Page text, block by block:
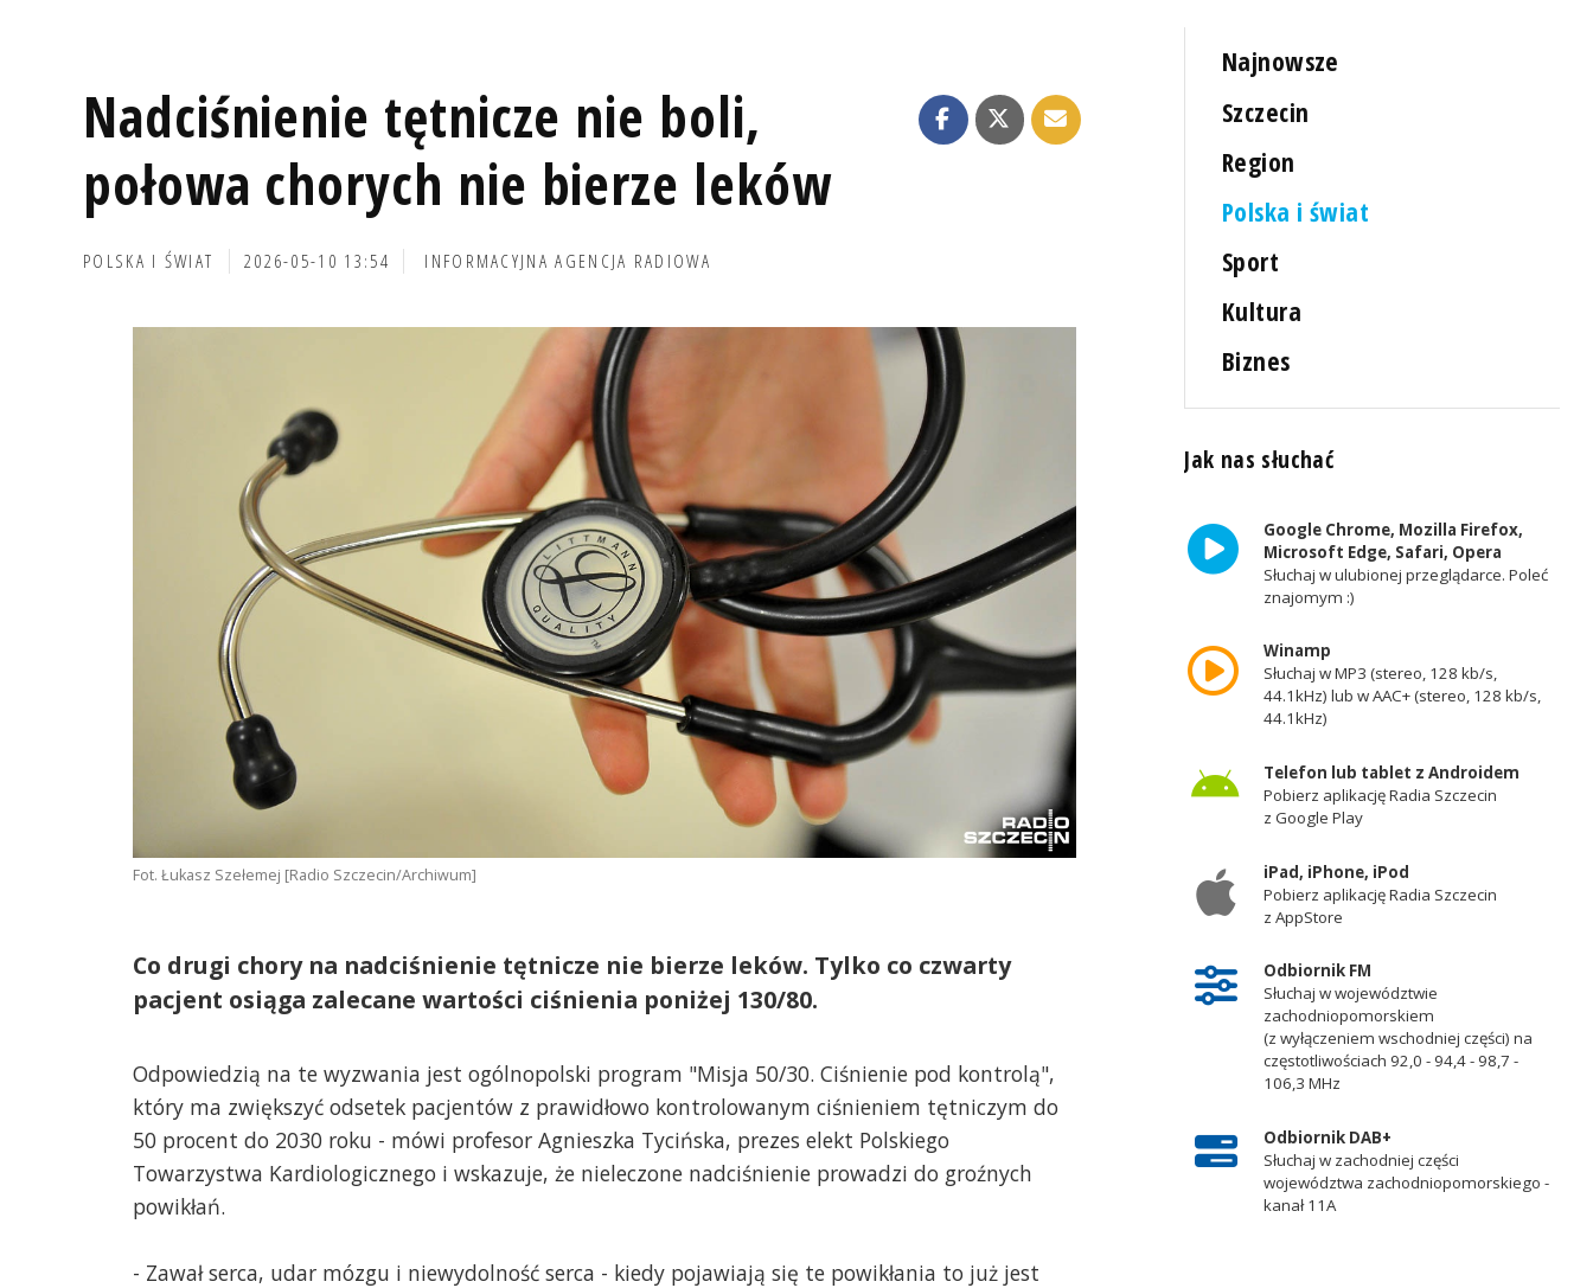
Nadciśnienie tętnicze nie boli,
połowa chorych nie bierze leków
POLSKA I ŚWIAT 2026-05-10 13:54 INFORMACYJNA AGENCJA RADIOWA
Fot. Łukasz Szełemej [Radio Szczecin/Archiwum]
Co drugi chory na nadciśnienie tętnicze nie bierze leków. Tylko co czwarty
pacjent osiąga zalecane wartości ciśnienia poniżej 130/80.
Odpowiedzią na te wyzwania jest ogólnopolski program "Misja 50/30. Ciśnienie pod kontrolą",
który ma zwiększyć odsetek pacjentów z prawidłowo kontrolowanym ciśnieniem tętniczym do
50 procent do 2030 roku - mówi profesor Agnieszka Tycińska, prezes elekt Polskiego
Towarzystwa Kardiologicznego i wskazuje, że nieleczone nadciśnienie prowadzi do groźnych
powikłań.
- Zawał serca, udar mózgu i niewydolność serca - kiedy pojawiają się te powikłania to już jest
Najnowsze
Szczecin
Region
Polska i świat
Sport
Kultura
Biznes
Jak nas słuchać
Google Chrome, Mozilla Firefox,
Microsoft Edge, Safari, Opera
Słuchaj w ulubionej przeglądarce. Poleć
znajomym :)
Winamp
Słuchaj w MP3 (stereo, 128 kb/s,
44.1kHz) lub w AAC+ (stereo, 128 kb/s,
44.1kHz)
Telefon lub tablet z Androidem
Pobierz aplikację Radia Szczecin
z Google Play
iPad, iPhone, iPod
Pobierz aplikację Radia Szczecin
z AppStore
Odbiornik FM
Słuchaj w województwie
zachodniopomorskiem
(z wyłączeniem wschodniej części) na
częstotliwościach 92,0 - 94,4 - 98,7 -
106,3 MHz
Odbiornik DAB+
Słuchaj w zachodniej części
województwa zachodniopomorskiego -
kanał 11A